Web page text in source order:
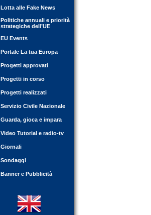
Lotta alle Fake News
Politiche annuali e priorità
strategiche dell’UE
EU Events
Portale La tua Europa
Progetti approvati
Progetti in corso
Progetti realizzati
Servizio Civile Nazionale
Guarda, gioca e impara
Video Tutorial e radio-tv
Giornali
Sondaggi
Banner e Pubblicità